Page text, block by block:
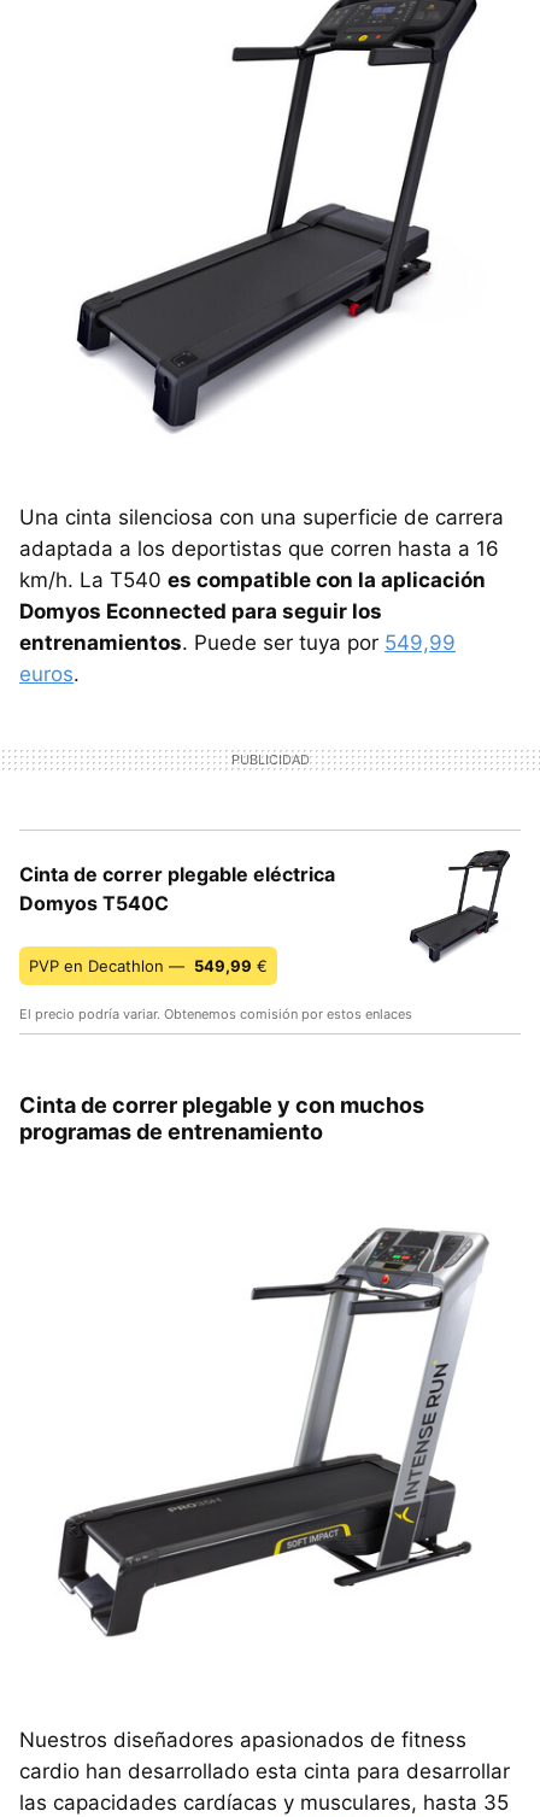
Una cinta silenciosa con una superficie de carrera
adaptada a los deportistas que corren hasta a 16
km/h. La T540 es compatible con la aplicación
Domyos Econnected para seguir los
entrenamientos. Puede ser tuya por 549,99
euros.
Cinta de correr plegable eléctrica
Domyos T540C
PVP en Decathlon — 549,99 €
El precio podría variar. Obtenemos comisión por estos enlaces
Cinta de correr plegable y con muchos
programas de entrenamiento
Nuestros diseñadores apasionados de fitness
cardio han desarrollado esta cinta para desarrollar
las capacidades cardíacas y musculares, hasta 35